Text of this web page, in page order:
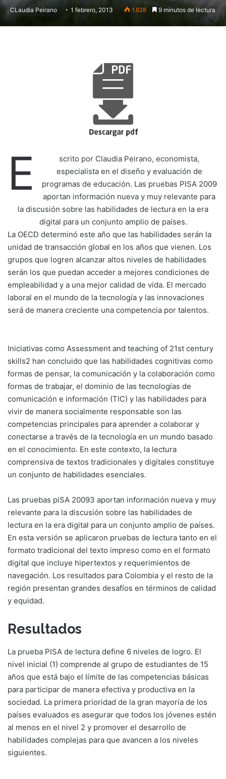
CLaudia Peirano 1 febrero, 2013 1.628 9 minutos de lectura
E
scrito por Claudia Peirano, economista,
especialista en el diseño y evaluación de
programas de educación. Las pruebas PISA 2009
aportan información nueva y muy relevante para
la discusión sobre las habilidades de lectura en la era
digital para un conjunto amplio de países.
La OECD determinó este año que las habilidades serán la
unidad de transacción global en los años que vienen. Los
grupos que logren alcanzar altos niveles de habilidades
serán los que puedan acceder a mejores condiciones de
empleabilidad y a una mejor calidad de vida. El mercado
laboral en el mundo de la tecnología y las innovaciones
será de manera creciente una competencia por talentos.
Iniciativas como Assessment and teaching of 21st century
skills2 han concluido que las habilidades cognitivas como
formas de pensar, la comunicación y la colaboración como
formas de trabajar, el dominio de las tecnologías de
comunicación e información (TIC) y las habilidades para
vivir de manera socialmente responsable son las
competencias principales para aprender a colaborar y
conectarse a través de la tecnología en un mundo basado
en el conocimiento. En este contexto, la lectura
comprensiva de textos tradicionales y digitales constituye
un conjunto de habilidades esenciales.
Las pruebas piSA 20093 aportan información nueva y muy
relevante para la discusión sobre las habilidades de
lectura en la era digital para un conjunto amplio de países.
En esta versión se aplicaron pruebas de lectura tanto en el
formato tradicional del texto impreso como en el formato
digital que incluye hipertextos y requerimientos de
navegación. Los resultados para Colombia y el resto de la
región presentan grandes desafíos en términos de calidad
y equidad.
Resultados
La prueba PISA de lectura define 6 niveles de logro. El
nivel inicial (1) comprende al grupo de estudiantes de 15
años que está bajo el límite de las competencias básicas
para participar de manera efectiva y productiva en la
sociedad. La primera prioridad de la gran mayoría de los
países evaluados es asegurar que todos los jóvenes estén
al menos en el nivel 2 y promover el desarrollo de
habilidades complejas para que avancen a los niveles
siguientes.